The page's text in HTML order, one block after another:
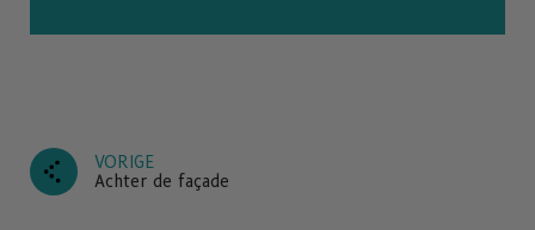
VORIGE
Achter de façade